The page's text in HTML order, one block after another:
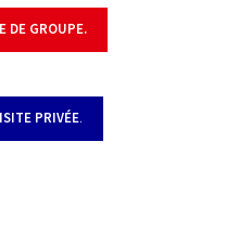
DE GROUPE.
PRIVÉE.